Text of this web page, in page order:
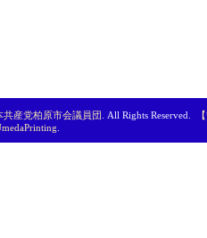
共産党柏原市会議員団 . All Rights Reserved.